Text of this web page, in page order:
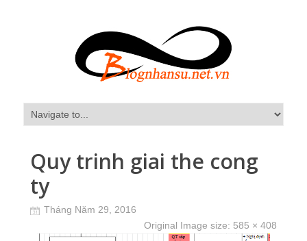
Quy trinh giai the cong
ty
Tháng Năm 29, 2016
Original Image size: 585 × 408